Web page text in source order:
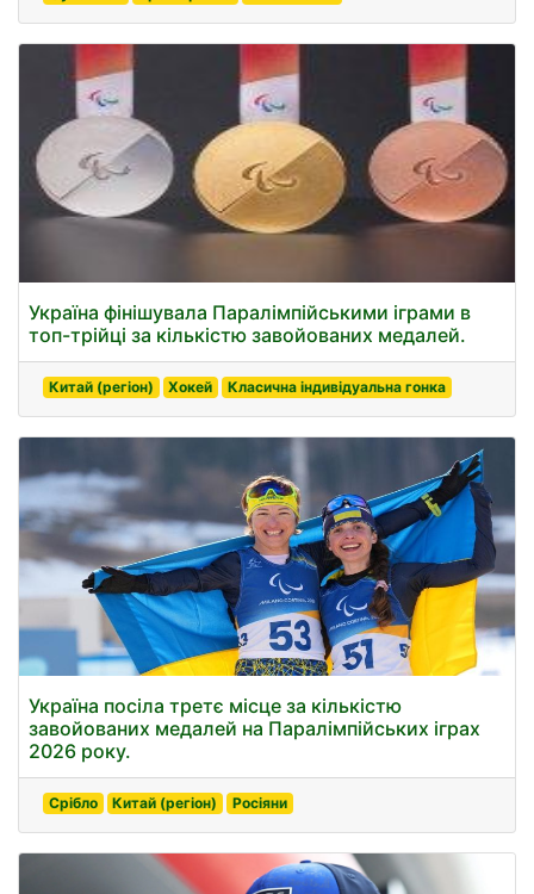
Україна фінішувала Паралімпійськими іграми в
топ-трійці за кількістю завойованих медалей.
Китай (регіон) Хокей Класична індивідуальна гонка
Україна посіла третє місце за кількістю
завойованих медалей на Паралімпійських іграх
2026 року.
Срібло Китай (регіон) Росіяни